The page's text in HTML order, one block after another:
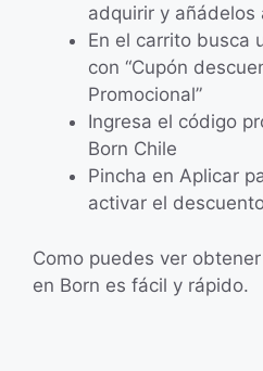
adquirir y añádelos
En el carrito busca
con “Cupón
Promocional”
Ingresa el código
Born Chile
Pincha en Aplicar
activar el
Como puedes ver
en Born es fácil y rápido.